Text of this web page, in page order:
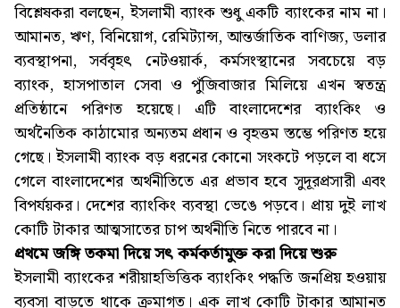
বিশ্লেষকরা বলছেন, ইসলামী ব্যাংক শুধু একটি ব্যাংকের নাম না।
আমানত, ঋণ, বিনিয়োগ, রেমিট্যান্স, আন্তর্জাতিক বাণিজ্য, ডলার
ব্যবস্থাপনা, সর্ববৃহৎ নেটওয়ার্ক, কর্মসংস্থানের সবচেয়ে বড়
ব্যাংক, হাসপাতাল সেবা ও পুঁজিবাজার মিলিয়ে এখন স্বতন্ত্র
প্রতিষ্ঠানে পরিণত হয়েছে। এটি বাংলাদেশের ব্যাংকিং ও
অর্থনৈতিক কাঠামোর অন্যতম প্রধান ও বৃহত্তম স্তম্ভে পরিণত হয়ে
গেছে। ইসলামী ব্যাংক বড় ধরনের কোনো সংকটে পড়লে বা ধসে
গেলে বাংলাদেশের অর্থনীতিতে এর প্রভাব হবে সুদূরপ্রসারী এবং
বিপর্যয়কর। দেশের ব্যাংকিং ব্যবস্থা ভেঙে পড়বে। প্রায় দুই লাখ
কোটি টাকার আত্মসাতের চাপ অর্থনীতি নিতে পারবে না।
প্রথমে জঙ্গি তকমা দিয়ে সৎ কর্মকর্তামুক্ত করা দিয়ে শুরু
ইসলামী ব্যাংকের শরীয়াহভিত্তিক ব্যাংকিং পদ্ধতি জনপ্রিয় হওয়ায়
ব্যবসা বাড়তে থাকে ক্রমাগত। এক লাখ কোটি টাকার আমানত